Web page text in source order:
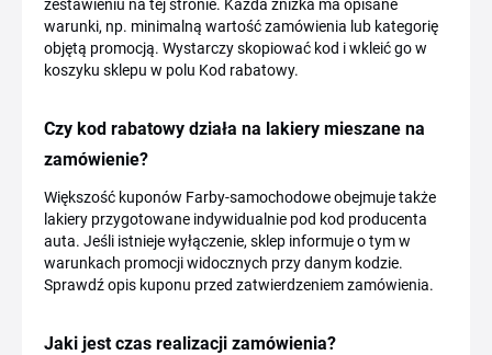
zestawieniu na tej stronie. Każda zniżka ma opisane
warunki, np. minimalną wartość zamówienia lub kategorię
objętą promocją. Wystarczy skopiować kod i wkleić go w
koszyku sklepu w polu Kod rabatowy.
Czy kod rabatowy działa na lakiery mieszane na
zamówienie?
Większość kuponów Farby-samochodowe obejmuje także
lakiery przygotowane indywidualnie pod kod producenta
auta. Jeśli istnieje wyłączenie, sklep informuje o tym w
warunkach promocji widocznych przy danym kodzie.
Sprawdź opis kuponu przed zatwierdzeniem zamówienia.
Jaki jest czas realizacji zamówienia?